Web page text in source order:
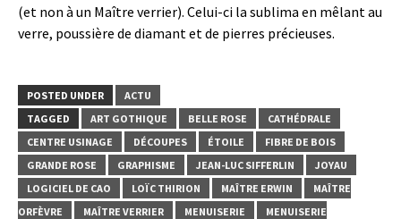
(et non à un Maître verrier). Celui-ci la sublima en mêlant au
verre, poussière de diamant et de pierres précieuses.
POSTED UNDER
ACTU
TAGGED
ART GOTHIQUE BELLE ROSE
CATHÉDRALE
CENTRE USINAGE
DÉCOUPES ÉTOILE
FIBRE DE BOIS
GRANDE ROSE
GRAPHISME JEAN-LUC SIFFERLIN
JOYAU
LOGICIEL DE CAO
LOÏC THIRION MAÎTRE ERWIN
MAÎTRE
ORFÈVRE
MAÎTRE VERRIER MENUISERIE
MENUISERIE